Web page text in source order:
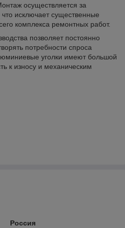
осуществляется за
исключает существенные
комплекса ремонтных работ.
позволяет постоянно
потребности спроса
уголки имеют большой
к износу и механическим
Россия